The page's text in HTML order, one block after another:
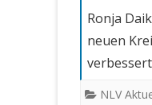
Ronja
neuen
NLV